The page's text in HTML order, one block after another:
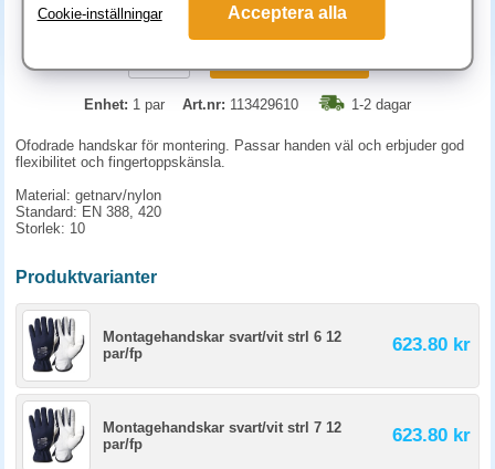
98.80 kr (inkl. moms)
Enhet: 1 par Art.nr: 113429610 1-2 dagar
Ofodrade handskar för montering. Passar handen väl och erbjuder god
flexibilitet och fingertoppskänsla.
Material: getnarv/nylon
Standard: EN 388, 420
Storlek: 10
Produktvarianter
Montagehandskar svart/vit strl 6 12
par/fp
623.80 kr
Montagehandskar svart/vit strl 7 12
par/fp
623.80 kr
Cookie-inställningar Acceptera alla